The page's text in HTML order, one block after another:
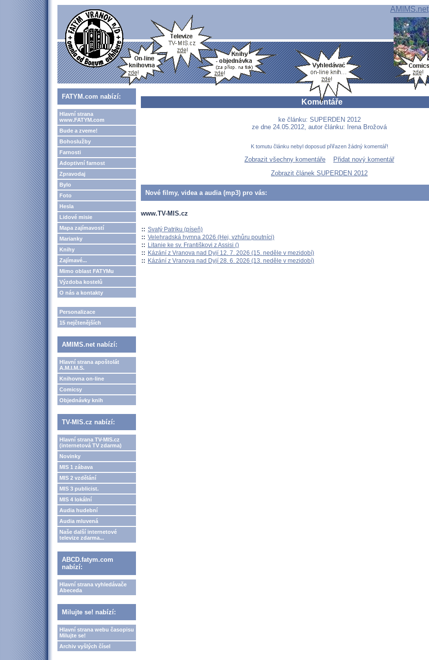
AMIMS.net
FATYM.com nabízí:
Hlavní strana
www.FATYM.com
Bude a zveme!
Bohoslužby
Farnosti
Adoptivní farnost
Zpravodaj
Bylo
Foto
Hesla
Lidové misie
Mapa zajímavostí
Marianky
Knihy
Zajímavé...
Mimo oblast FATYMu
Výzdoba kostelů
O nás a kontakty
Personalizace
15 nejčtenějších
AMIMS.net nabízí:
Hlavní strana apoštolát
A.M.I.M.S.
Knihovna on-line
Comicsy
Objednávky knih
TV-MIS.cz nabízí:
Hlavní strana TV-MIS.cz
(internetová TV zdarma)
Novinky
MIS 1 zábava
MIS 2 vzdělání
MIS 3 publicist.
MIS 4 lokální
Audia hudební
Audia mluvená
Naše další internetové
televize zdarma...
ABCD.fatym.com
nabízí:
Hlavní strana vyhledávače
Abeceda
Milujte se! nabízí:
Hlavní strana webu časopisu
Milujte se!
Archiv vyšlých čísel
Komentáře
ke článku: SUPERDEN 2012
ze dne 24.05.2012, autor článku: Irena Brožová
K tomutu článku nebyl doposud přiřazen žádný komentář!
Zobrazit všechny komentáře
Přidat nový komentář
Zobrazit článek SUPERDEN 2012
Nové filmy, videa a audia (mp3) pro vás:
www.TV-MIS.cz
:: Svatý Patriku (píseň)
:: Velehradská hymna 2026 (Hej, vzhůru poutníci)
:: Litanie ke sv. Františkovi z Assisi ()
:: Kázání z Vranova nad Dyjí 12. 7. 2026 (15. neděle v mezidobí)
:: Kázání z Vranova nad Dyjí 28. 6. 2026 (13. neděle v mezidobí)